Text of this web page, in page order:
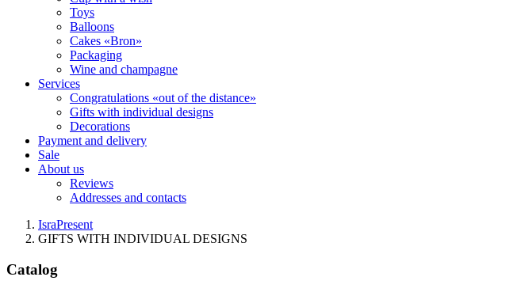
Toys
Balloons
Cakes «Bron»
Packaging
Wine and champagne
Services
Congratulations «out of the distance»
Gifts with individual designs
Decorations
Payment and delivery
Sale
About us
Reviews
Addresses and contacts
IsraPresent
GIFTS WITH INDIVIDUAL DESIGNS
Catalog